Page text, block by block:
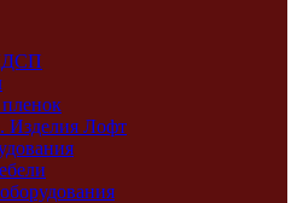
Изделия Лофт